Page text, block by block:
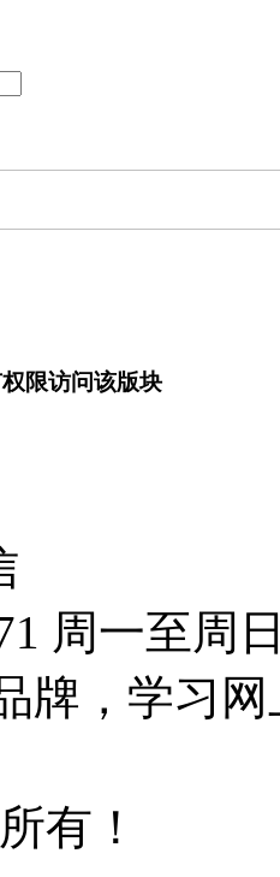
限访问该版块
周一至周
牌，学习
有！